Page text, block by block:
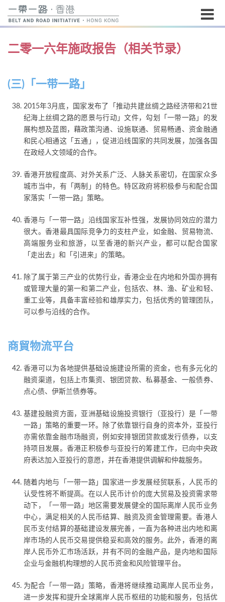
始
容
二零一六年施政报告（相关节录）
(三)「一带一路」
2015年3月底，国家发布了「推动共建丝绸之路经济带和21世
纪海上丝绸之路的愿景与行动」文件，勾划「一带一路」的发
展构想及蓝图，藉政策沟通、设施联通、贸易畅通、资金融通
和民心相通这「五通」，促进沿线国家的共同发展，加强各国
在政经人文领域的合作。
香港开放程度高、对外关系广泛、人脉关系密切，在国家众多
城市当中，有「两制」的特色。特区政府将积极参与和配合国
家落实「一带一路」策略。
香港与「一带一路」沿线国家互补性强，发展协同效应的潜力
很大。香港最具国际竞争力的支柱产业，如金融、贸易物流、
高端服务业和旅游，以至香港的新兴产业，都可以配合国家
「走出去」和「引进来」的策略。
除了属于第三产业的优势行业，香港企业在内地和外国亦拥有
或管理大量的第一和第二产业，包括农、林、渔、矿业和轻、
重工业等，具备丰富经验和雄厚实力，包括优秀的管理团队，
可以参与沿线的合作。
商貿物流平台
香港可以为各地提供基础设施建设所需的资金，也有多元化的
融资渠道，包括上市集资、银团贷款、私募基金、一般债券、
点心债、伊斯兰债券等。
基建投融资方面，亚洲基础设施投资银行（亚投行）是「一带
一路」策略的重要一环。除了依靠银行自身的资本外，亚投行
亦需依靠金融市场融资，例如安排银团贷款或发行债券，以支
持项目发展。香港正积极参与亚投行的筹建工作，已向中央政
府表达加入亚投行的意愿，并在香港提供调解和仲裁服务。
随着内地与「一带一路」国家进一步发展经贸联系，人民币的
认受性将不断提高。在以人民币计价的庞大贸易及投资需求带
动下，「一带一路」地区需要发展健全的国际离岸人民币业务
中心，满足相关的人民币结算、融资及资金管理需要。香港人
民币支付结算的基础建设发展完善，一直为各种进出内地和离
岸市场的人民币交易提供稳妥和高效的服务。此外，香港的离
岸人民币外汇市场活跃，并有不同的金融产品，是内地和国际
企业与金融机构理想的人民币资金和风险管理平台。
为配合「一带一路」策略，香港将继续推动离岸人民币业务，
进一步发挥和提升全球离岸人民币枢纽的功能和服务，包括优